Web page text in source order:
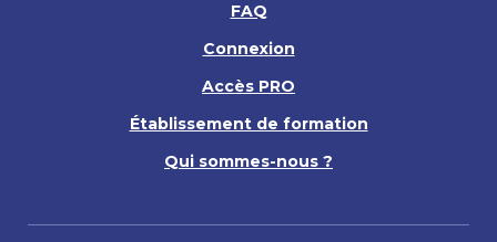
FAQ
Connexion
Accès PRO
Établissement de formation
Qui sommes-nous ?